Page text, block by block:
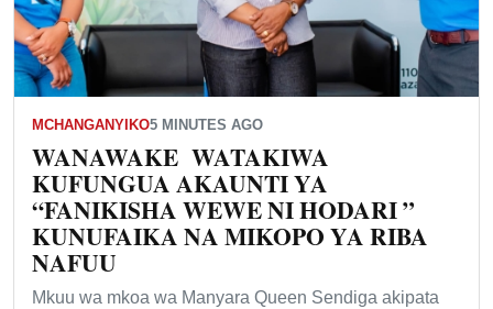
MCHANGANYIKO5 MINUTES AGO
WANAWAKE WATAKIWA
KUFUNGUA AKAUNTI YA
“FANIKISHA WEWE NI HODARI ”
KUNUFAIKA NA MIKOPO YA RIBA
NAFUU
Mkuu wa mkoa wa Manyara Queen Sendiga akipata